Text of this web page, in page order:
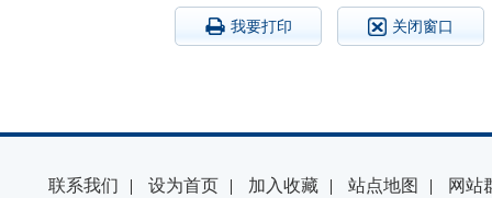
我要打印 关闭窗口
联系我们 | 设为首页 | 加入收藏 | 站点地图 | 网站